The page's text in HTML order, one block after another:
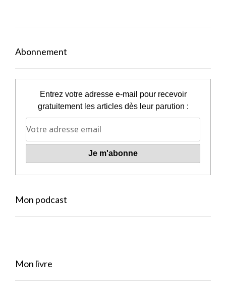
Abonnement
Entrez votre adresse e-mail pour recevoir
gratuitement les articles dès leur parution :
Mon podcast
Mon livre